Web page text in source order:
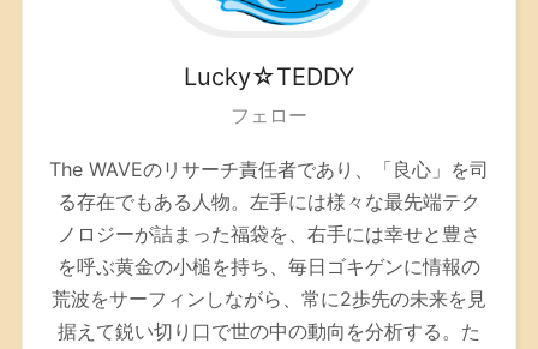
Lucky☆TEDDY
フェロー
The WAVEのリサーチ責任者であり、「良心」を司
る存在でもある人物。左手には様々な最先端テク
ノロジーが詰まった福袋を、右手には幸せと豊さ
を呼ぶ黄金の小槌を持ち、毎日ゴキゲンに情報の
荒波をサーフィンしながら、常に2歩先の未来を見
据えて鋭い切り口で世の中の動向を分析する。た